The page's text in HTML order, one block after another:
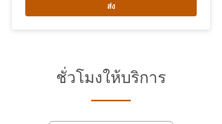
ส่ง
ชั่วโมงให้บริการ